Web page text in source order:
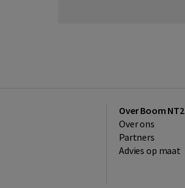
Over Boom NT2
Over ons
Partners
Advies op maat